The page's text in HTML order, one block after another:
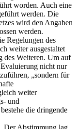
worden. Auch eine
werden. Die
wird den Angaben
werden.
Regelungen des
weiter ausgestaltet
des Weiteren. Um auf
nicht nur
„sondern für
weiter
und
die dringende
Der Abstimmung lag